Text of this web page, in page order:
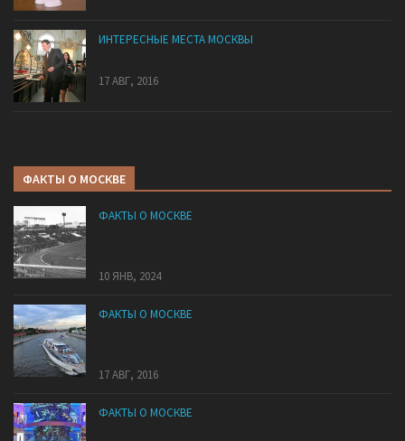
ИНТЕРЕСНЫЕ МЕСТА МОСКВЫ
17 АВГ, 2016
ФАКТЫ О МОСКВЕ
ФАКТЫ О МОСКВЕ
10 ЯНВ, 2024
ФАКТЫ О МОСКВЕ
17 АВГ, 2016
ФАКТЫ О МОСКВЕ